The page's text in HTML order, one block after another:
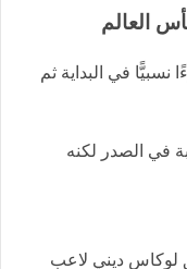
العالم
نسبيًّا في البداية ثم
في الصدر لكنه
لوكاس ديني لاعب